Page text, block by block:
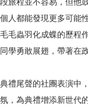
個人都能發現更多可能
毛毛蟲羽化成蝶的歷程
同學勇敢展翅，帶著在
典禮尾聲的社團表演中
氛，為典禮增添新世代